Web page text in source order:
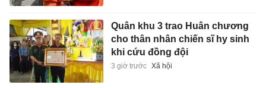
Quân khu 3 trao Huân chương
cho thân nhân chiến sĩ hy sinh
khi cứu đồng đội
3 giờ trước Xã hội